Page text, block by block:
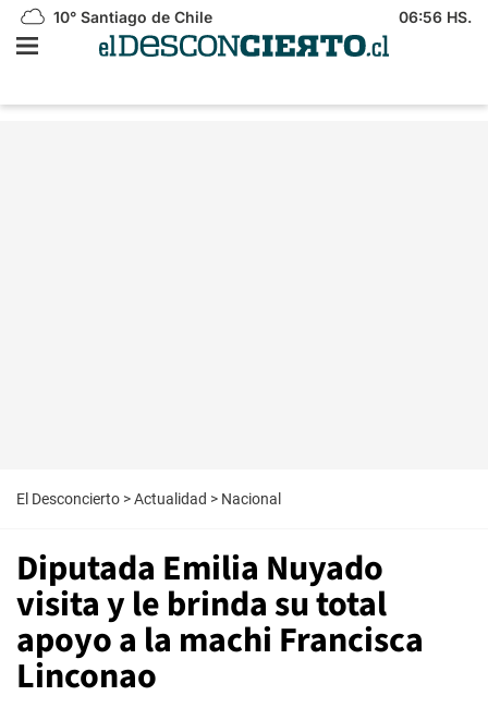
10° Santiago de Chile 06:56 HS.
El Desconcierto >Actualidad > Nacional
Diputada Emilia Nuyado
visita y le brinda su total
apoyo a la machi Francisca
Linconao